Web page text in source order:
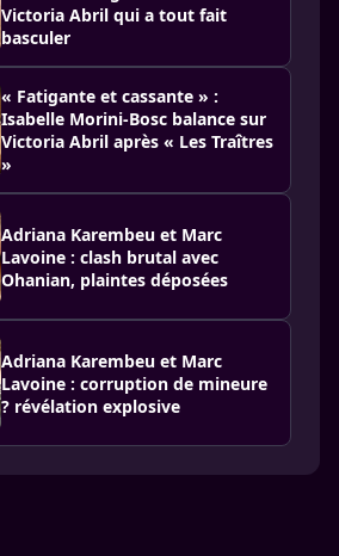
Victoria Abril qui a tout fait
basculer
« Fatigante et cassante » :
Isabelle Morini-Bosc balance sur
Victoria Abril après « Les Traîtres
»
Adriana Karembeu et Marc
Lavoine : clash brutal avec
Ohanian, plaintes déposées
Adriana Karembeu et Marc
Lavoine : corruption de mineure
? révélation explosive